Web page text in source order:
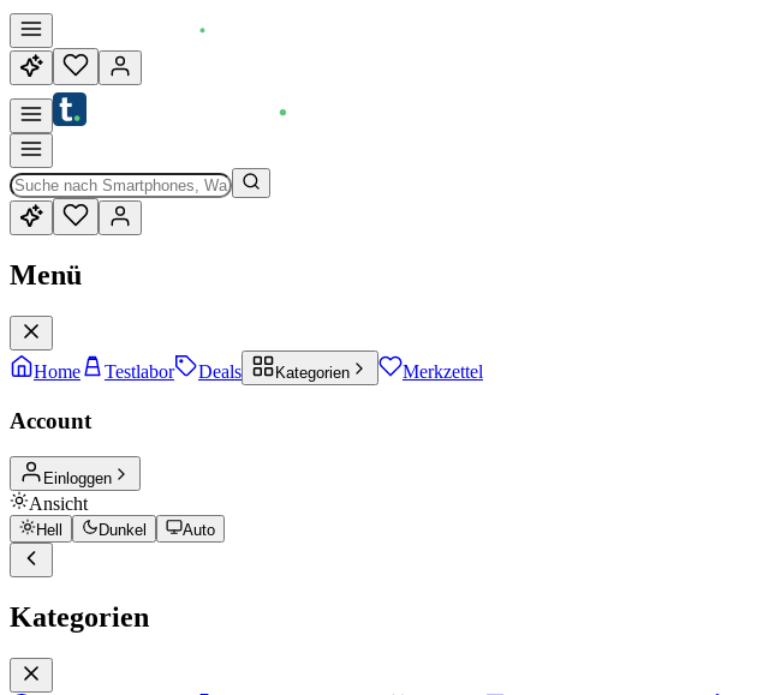
Menü
Home Testlabor Deals Kategorien Merkzettel
Account
Einloggen
Ansicht
Hell Dunkel Auto
Kategorien